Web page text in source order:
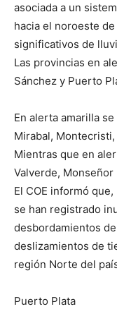
asociada a un
hacia el noroeste
significativos de
Las provincias en
Sánchez y Puerto
En alerta amarilla
Mirabal, Montecristi,
Mientras que en
Valverde,
El COE informó
se han registrado
desbordamientos
deslizamientos de
región Norte del
Puerto Plata